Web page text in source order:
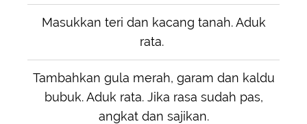
Masukkan teri dan kacang tanah. Aduk
rata.
Tambahkan gula merah, garam dan kaldu
bubuk. Aduk rata. Jika rasa sudah pas,
angkat dan sajikan.